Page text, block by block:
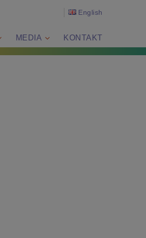
English
MEDIA KONTAKT